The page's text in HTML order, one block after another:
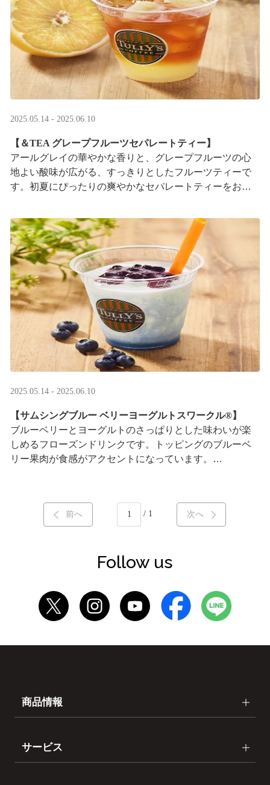
2025.05.14 - 2025.06.10
【＆TEA グレープフルーツセパレートティー】
アールグレイの華やかな香りと、グレープフルーツの心
地よい酸味が広がる、すっきりとしたフルーツティーで
す。初夏にぴったりの爽やかなセパレートティーをお楽
2025.05.14 - 2025.06.10
【サムシングブルー ベリーヨーグルトスワークル®】
ブルーベリーとヨーグルトのさっぱりとした味わいが楽
しめるフローズンドリンクです。トッピングのブルーベ
リー果肉が食感がアクセントになっています。
前へ / 1 次へ
Follow us
商品情報
サービス